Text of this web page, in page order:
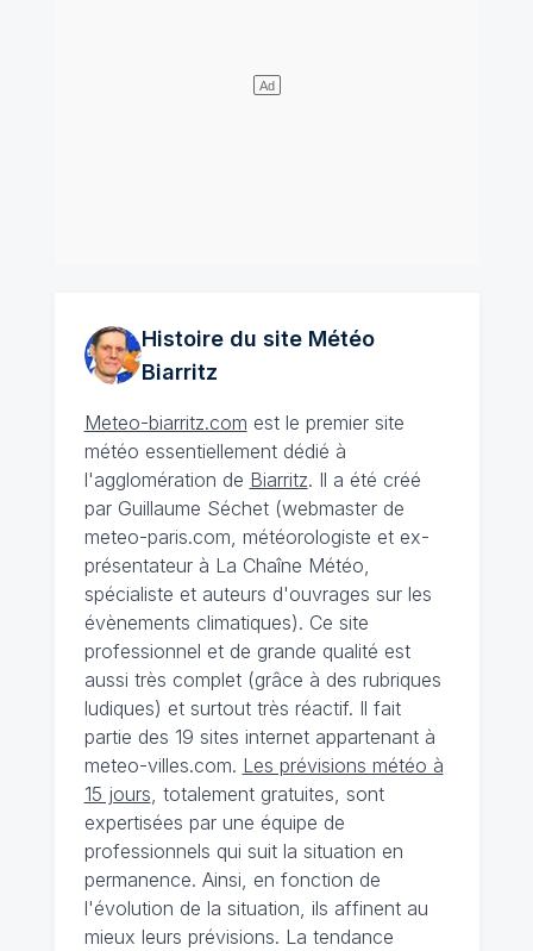
Histoire du site Météo
Biarritz
Meteo-biarritz.com est le premier site
météo essentiellement dédié à
l'agglomération de Biarritz. Il a été créé
par Guillaume Séchet (webmaster de
meteo-paris.com, météorologiste et ex-
présentateur à La Chaîne Météo,
spécialiste et auteurs d'ouvrages sur les
évènements climatiques). Ce site
professionnel et de grande qualité est
aussi très complet (grâce à des rubriques
ludiques) et surtout très réactif. Il fait
partie des 19 sites internet appartenant à
meteo-villes.com. Les prévisions météo à
15 jours , totalement gratuites, sont
expertisées par une équipe de
professionnels qui suit la situation en
permanence. Ainsi, en fonction de
l'évolution de la situation, ils affinent au
mieux leurs prévisions. La tendance